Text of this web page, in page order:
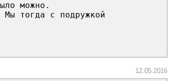
можно.
тогда с подружкой
12.05.2016